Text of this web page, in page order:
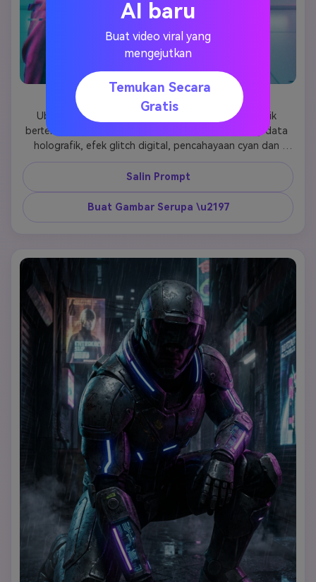
Potret Teknologi Holografik
Ubah foto yang diunggah menjadi potret futuristik
berteknologi tinggi. Pertahankan kemiripan. Overlay data
holografik, efek glitch digital, pencahayaan cyan dan
magenta. Elemen antarmuka sci-fi melayang di udara,
Salin Prompt
Buat Gambar Serupa \u2197
AI baru
Buat video viral yang
mengejutkan
Temukan Secara
Gratis